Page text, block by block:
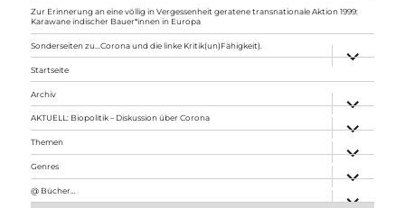
Zur Erinnerung an eine völlig in Vergessenheit geratene transnationale Aktion 1999:
Karawane indischer Bauer*innen in Europa
Sonderseiten zu…Corona und die linke Kritik(un)Fähigkeit).
anzeigen
Startseite
Archiv
anzeigen
AKTUELL: Biopolitik – Diskussion über Corona
anzeigen
Themen
anzeigen
Genres
anzeigen
@ Bücher…